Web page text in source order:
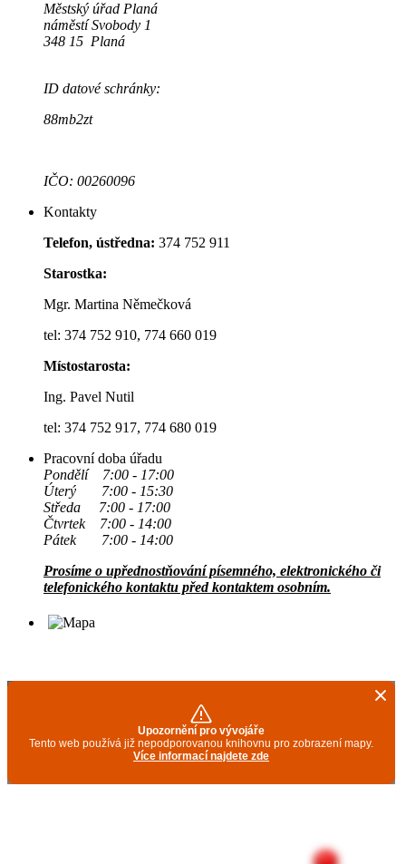
Městský úřad Planá
náměstí Svobody 1
348 15 Planá
ID datové schránky:
88mb2zt
IČO: 00260096
Kontakty
Telefon, ústředna: 374 752 911
Starostka:
Mgr. Martina Němečková
tel: 374 752 910, 774 660 019
Místostarosta:
Ing. Pavel Nutil
tel: 374 752 917, 774 680 019
Pracovní doba úřadu
Pondělí 7:00 - 17:00
Úterý 7:00 - 15:30
Středa 7:00 - 17:00
Čtvrtek 7:00 - 14:00
Pátek 7:00 - 14:00
Prosíme o upřednostňování písemného, elektronického či
telefonického kontaktu před kontaktem osobním.